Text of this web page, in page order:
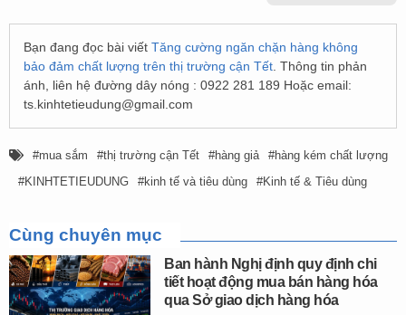
Bạn đang đọc bài viết Tăng cường ngăn chặn hàng không
bảo đảm chất lượng trên thị trường cận Tết . Thông tin phản
ánh, liên hệ đường dây nóng : 0922 281 189 Hoặc email:
ts.kinhtetieudung@gmail.com
mua sắm thị trường cận Tết hàng giả
hàng kém chất lượng
KINHTETIEUDUNG
kinh tế và tiêu dùng Kinh tế & Tiêu dùng
Cùng chuyên mục
Ban hành Nghị định quy định chi
tiết hoạt động mua bán hàng hóa
qua Sở giao dịch hàng hóa